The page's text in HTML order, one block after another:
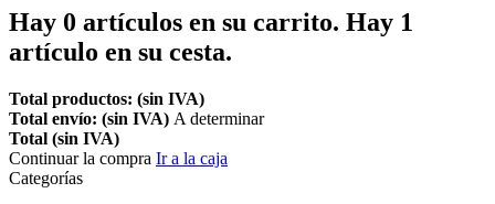
Hay 0 artículos en su carrito. Hay 1
artículo en su cesta.
Total productos: (sin IVA)
Total envío: (sin IVA) A determinar
Total (sin IVA)
Continuar la compra Ir a la caja
Categorías